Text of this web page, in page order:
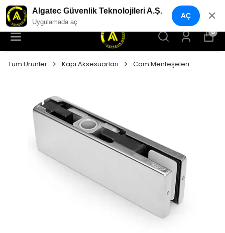
YENI NESIL GÜVENLIK GEÇIŞ SISTEMLERI
0
Tüm Ürünler Kapı Aksesuarları Cam Menteşeleri
Algatec Güvenlik Teknolojileri A.Ş.
Uygulamada aç
AÇ ✕